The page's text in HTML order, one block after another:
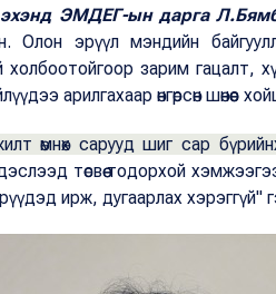
ЭМДЕГ-ын дарга
Олон эрүүл мэндийн
зарим гацалт,
арилгахаар өнгөрсөн
өмнөх сарууд шиг сар
төсвөө тодорхой
ирж, дугаарлах хэрэггүй"